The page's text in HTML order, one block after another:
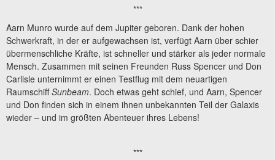
***
Aarn Munro wurde auf dem Jupiter geboren. Dank der hohen
Schwerkraft, in der er aufgewachsen ist, verfügt Aarn über schier
übermenschliche Kräfte, ist schneller und stärker als jeder normale
Mensch. Zusammen mit seinen Freunden Russ Spencer und Don
Carlisle unternimmt er einen Testflug mit dem neuartigen
RaumschiffSunbeam. Doch etwas geht schief, und Aarn, Spencer
und Don finden sich in einem ihnen unbekannten Teil der Galaxis
wieder – und im größten Abenteuer ihres Lebens!
***